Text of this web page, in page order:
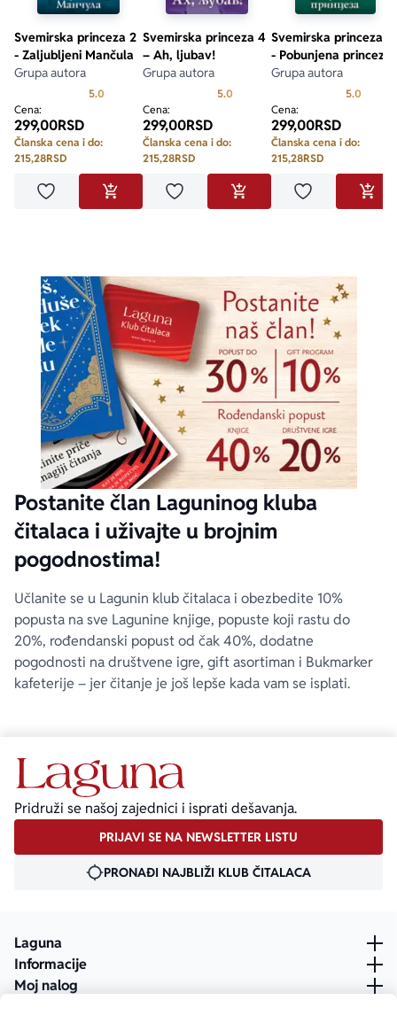
Svemirska princeza 2
- Zaljubljeni Mančula
Grupa autora
5.0 Prosecna ocena je 5.0 od 5
Cena:
299,00RSD
Članska cena i do:
215,28RSD
Dodaj u omiljeneDODAJ U KORPU
Svemirska princeza 4
– Ah, ljubav!
Grupa autora
5.0 Prosecna ocena je 5.0 od 5
Cena:
299,00RSD
Članska cena i do:
215,28RSD
Dodaj u omiljeneDODAJ U KORPU
Svemirska princeza 3
- Pobunjena princeza
Grupa autora
5.0
Cena:
299,00RSD
Članska cena i do:
215,28RSD
Dodaj u
Postanite član Laguninog kluba
čitalaca i uživajte u brojnim
pogodnostima!
Učlanite se u Lagunin klub čitalaca i obezbedite 10%
popusta na sve Lagunine knjige, popuste koji rastu do
20%, rođendanski popust od čak 40%, dodatne
pogodnosti na društvene igre, gift asortiman i Bukmarker
kafeterije – jer čitanje je još lepše kada vam se isplati.
Pridruži se našoj zajednici i isprati dešavanja.
PRIJAVI SE NA NEWSLETTER LISTU
PRONAĐI NAJBLIŽI KLUB ČITALACA
Laguna
Informacije
Moj nalog